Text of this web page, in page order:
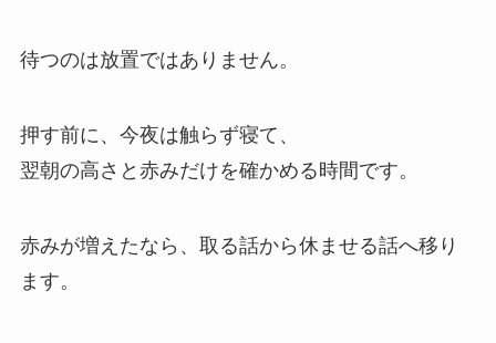
待つのは放置ではありません。
押す前に、今夜は触らず寝て、
翌朝の高さと赤みだけを確かめる時間です。
赤みが増えたなら、取る話から休ませる話へ移り
ます。